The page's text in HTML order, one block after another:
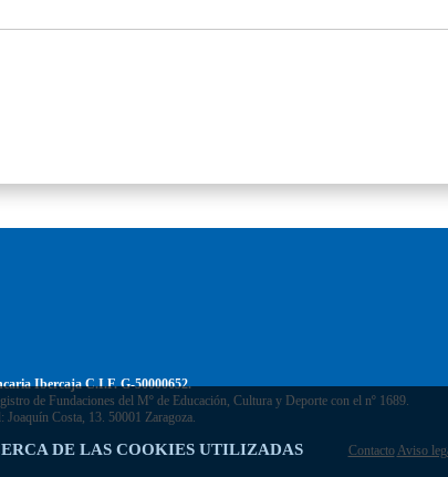
DE LAS COOKIES UTILIZADAS
Ibercaja C.I.F. G-50000652.
de Fundaciones del Mº de Educación, Cultura y Deporte con el nº 1689.
Costa, 13. 50001 Zaragoza.
Contacto Aviso